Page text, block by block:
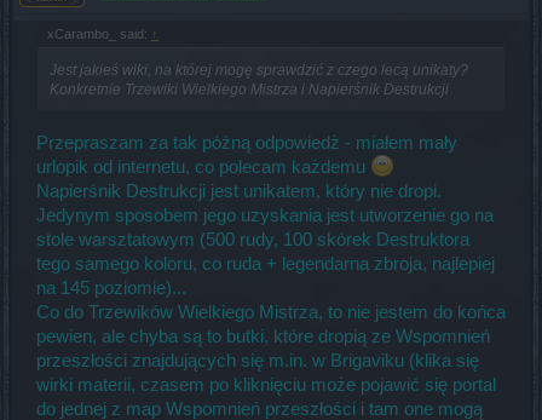
xCarambo_ said: ↑
Jest jakieś wiki, na której mogę sprawdzić z czego lecą unikaty?
Konkretnie Trzewiki Wielkiego Mistrza i Napierśnik Destrukcji
Przepraszam za tak późną odpowiedż - miałem mały
urlopik od internetu, co polecam każdemu
Napierśnik Destrukcji jest unikatem, który nie dropi.
Jedynym sposobem jego uzyskania jest utworzenie go na
stole warsztatowym (500 rudy, 100 skórek Destruktora
tego samego koloru, co ruda + legendarna zbroja, najlepiej
na 145 poziomie)...
Co do Trzewików Wielkiego Mistrza, to nie jestem do końca
pewien, ale chyba są to butki, które dropią ze Wspomnień
przeszłości znajdujących się m.in. w Brigaviku (klika się
wirki materii, czasem po kliknięciu może pojawić się portal
do jednej z map Wspomnień przeszłości i tam one mogą